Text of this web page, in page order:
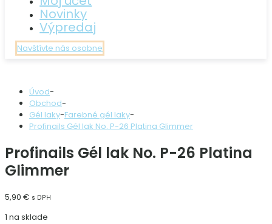
Novinky
Výpredaj
Navštívte nás osobne
Úvod-
Obchod-
Gél laky-Farebné gél laky-
Profinails Gél lak No. P-26 Platina Glimmer
Profinails Gél lak No. P-26 Platina
Glimmer
5,90 € s DPH
1 na sklade